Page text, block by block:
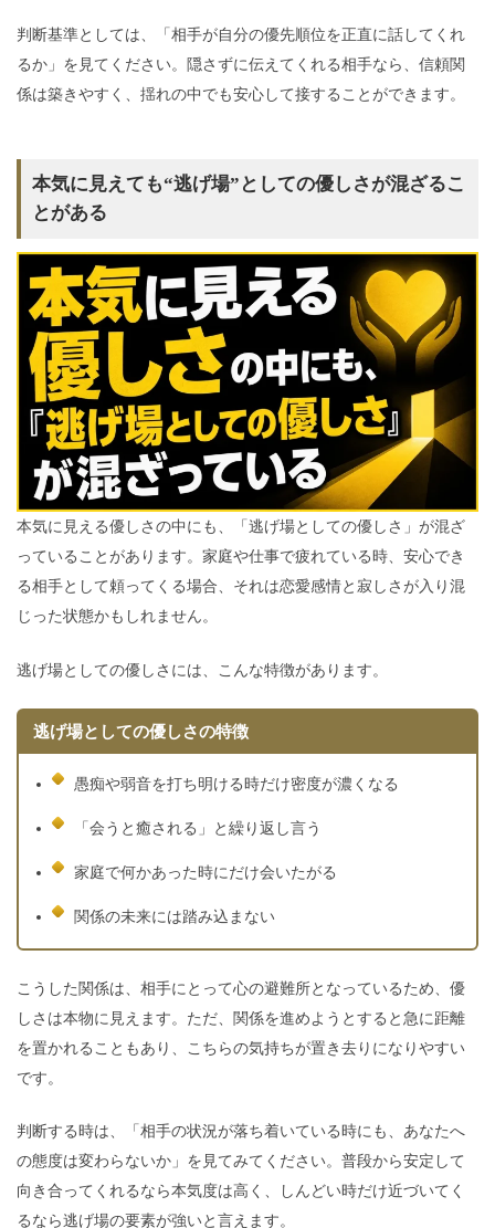
判断基準としては、「相手が自分の優先順位を正直に話してくれ
るか」を見てください。隠さずに伝えてくれる相手なら、信頼関
係は築きやすく、揺れの中でも安心して接することができます。
本気に見えても“逃げ場”としての優しさが混ざるこ
とがある
本気に見える優しさの中にも、「逃げ場としての優しさ」が混ざ
っていることがあります。家庭や仕事で疲れている時、安心でき
る相手として頼ってくる場合、それは恋愛感情と寂しさが入り混
じった状態かもしれません。
逃げ場としての優しさには、こんな特徴があります。
逃げ場としての優しさの特徴
愚痴や弱音を打ち明ける時だけ密度が濃くなる
「会うと癒される」と繰り返し言う
家庭で何かあった時にだけ会いたがる
関係の未来には踏み込まない
こうした関係は、相手にとって心の避難所となっているため、優
しさは本物に見えます。ただ、関係を進めようとすると急に距離
を置かれることもあり、こちらの気持ちが置き去りになりやすい
です。
判断する時は、「相手の状況が落ち着いている時にも、あなたへ
の態度は変わらないか」を見てみてください。普段から安定して
向き合ってくれるなら本気度は高く、しんどい時だけ近づいてく
るなら逃げ場の要素が強いと言えます。